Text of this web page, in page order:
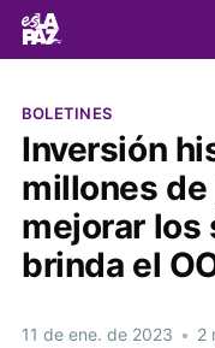
BOLETINES
Inversión
millones de
mejorar los
brinda el
11 de ene. de 2023 • 2